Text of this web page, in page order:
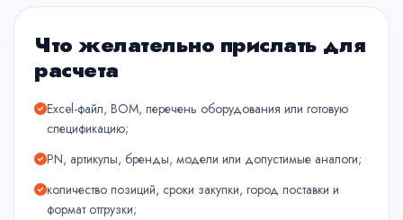
Что желательно прислать для
расчета
Excel-файл, BOM, перечень оборудования или готовую
спецификацию;
PN, артикулы, бренды, модели или допустимые аналоги;
количество позиций, сроки закупки, город поставки и
формат отгрузки;